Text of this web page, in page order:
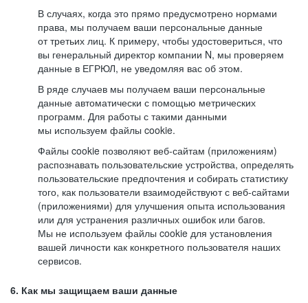
В случаях, когда это прямо предусмотрено нормами
права, мы получаем ваши персональные данные
от третьих лиц. К примеру, чтобы удостовериться, что
вы генеральный директор компании N, мы проверяем
данные в ЕГРЮЛ, не уведомляя вас об этом.
В ряде случаев мы получаем ваши персональные
данные автоматически с помощью метрических
программ. Для работы с такими данными
мы используем файлы cookie.
Файлы cookie позволяют веб-сайтам (приложениям)
распознавать пользовательские устройства, определять
пользовательские предпочтения и собирать статистику
того, как пользователи взаимодействуют с веб-сайтами
(приложениями) для улучшения опыта использования
или для устранения различных ошибок или багов.
Мы не используем файлы cookie для установления
вашей личности как конкретного пользователя наших
сервисов.
6. Как мы защищаем ваши данные